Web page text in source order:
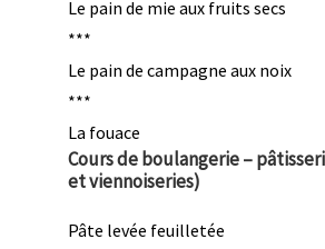
Le pain de mie aux fruits secs
***
Le pain de campagne aux noix
***
La fouace
Cours de boulangerie –
et viennoiseries)
Pâte levée feuilletée